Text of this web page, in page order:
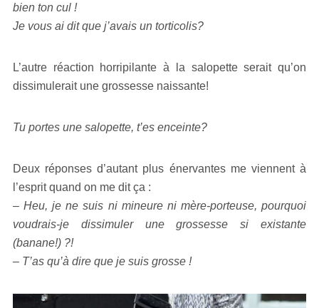
bien ton cul !
Je vous ai dit que j’avais un torticolis?
L’autre réaction horripilante à la salopette serait qu’on
dissimulerait une grossesse naissante!
Tu portes une salopette, t’es enceinte?
Deux réponses d’autant plus énervantes me viennent à
l’esprit quand on me dit ça :
– Heu, je ne suis ni mineure ni mère-porteuse, pourquoi
voudrais-je dissimuler une grossesse si existante
(banane!) ?!
– T’as qu’à dire que je suis grosse !